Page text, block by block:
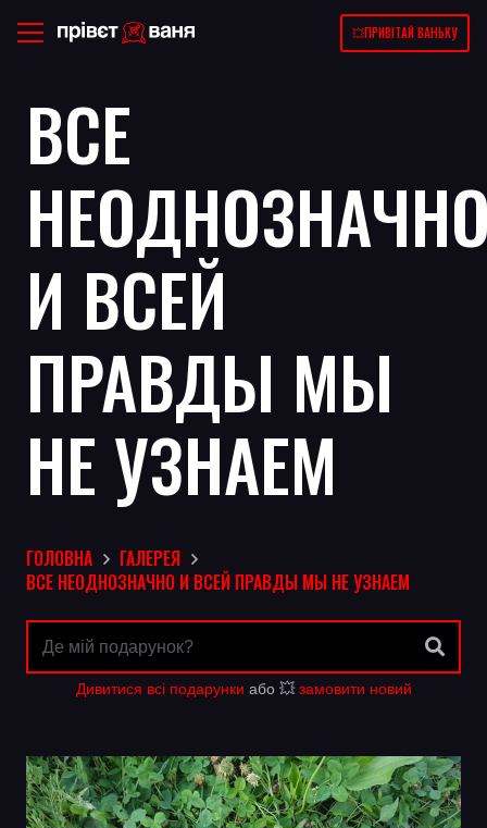
💥ПРИВІТАЙ ВАНЬКУ
ВСЕ
И ВСЕЙ
ПРАВДЫ МЫ
НЕ УЗНАЕМ
ГОЛОВНА
ГАЛЕРЕЯ
ВСЕ НЕОДНОЗНАЧНО И ВСЕЙ ПРАВДЫ МЫ НЕ УЗНАЕМ
Дивитися всі подарунки або 💥замовити новий